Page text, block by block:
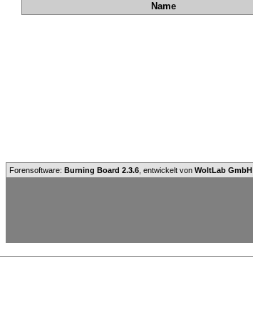
Name
Forensoftware: Burning Board 2.3.6 , entwickelt von WoltLab GmbH